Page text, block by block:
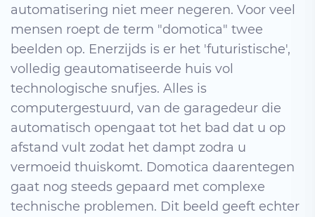
automatisering niet meer negeren. Voor veel
mensen roept de term "domotica" twee
beelden op. Enerzijds is er het 'futuristische',
volledig geautomatiseerde huis vol
technologische snufjes. Alles is
computergestuurd, van de garagedeur die
automatisch opengaat tot het bad dat u op
afstand vult zodat het dampt zodra u
vermoeid thuiskomt. Domotica daarentegen
gaat nog steeds gepaard met complexe
technische problemen. Dit beeld geeft echter